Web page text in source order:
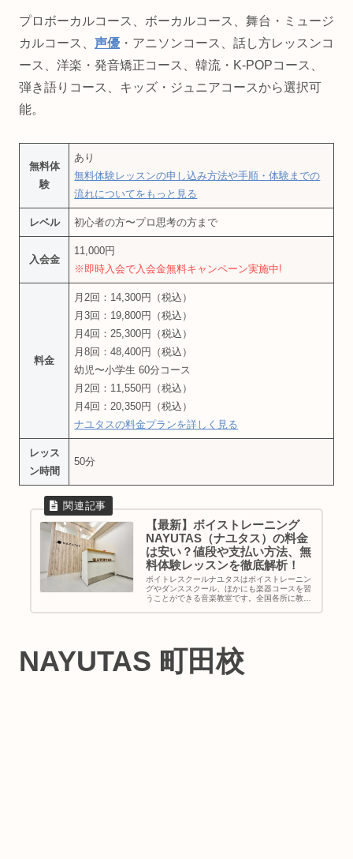
プロボーカルコース、ボーカルコース、舞台・ミュージ
カルコース、 声優 ・アニソンコース、話し方レッスンコ
ース、洋楽・発音矯正コース、韓流・K-POPコース、
弾き語りコース、キッズ・ジュニアコースから選択可
能。
無料体
験
あり
無料体験レッスンの申し込み方法や手順・体験までの
流れについてをもっと見る
レベル 初心者の方〜プロ思考の方まで
入会金
11,000円
※即時入会で入会金無料キャンペーン実施中!
料金
月2回：14,300円（税込）
月3回：19,800円（税込）
月4回：25,300円（税込）
月8回：48,400円（税込）
幼児〜小学生 60分コース
月2回：11,550円（税込）
月4回：20,350円（税込）
ナユタスの料金プランを詳しく見る
レッス
ン時間
50分
【最新】ボイストレーニング
NAYUTAS（ナユタス）の料金
は安い？値段や支払い方法、無
料体験レッスンを徹底解析！
ボイトレスクールナユタスはボイストレーニン
グやダンススクール、ほかにも楽器コースを習
うことができる音楽教室です。全国各所に教室
NAYUTAS 町田校